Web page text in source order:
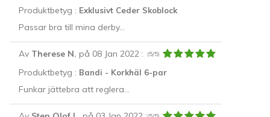
Produktbetyg : Exklusivt Ceder Skoblock
Passar bra till mina derby...
Av Therese N. på 08 Jan 2022: (5/5)
Produktbetyg : Bandi - Korkhäl 6-par
Funkar jättebra att reglera...